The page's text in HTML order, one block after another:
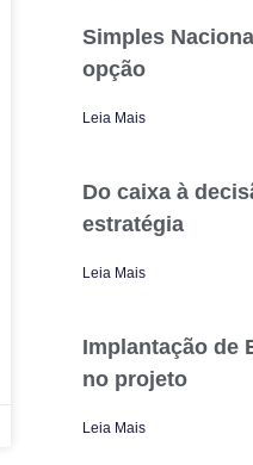
Simples
opção
Leia Mais
Do caixa à
estratégia
Leia Mais
Implantação de
no projeto
Leia Mais